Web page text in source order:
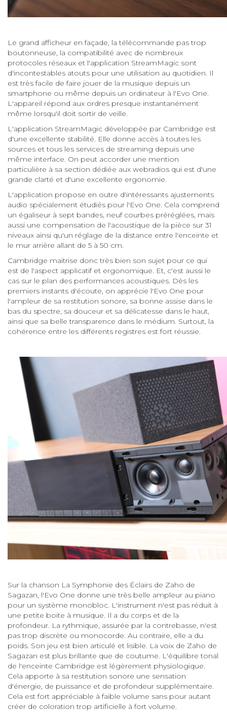
Le grand afficheur en façade, la télécommande pas trop
boutonneuse, la compatibilité avec de nombreux
protocoles réseaux et l'application StreamMagic sont
d'incontestables atouts pour une utilisation au quotidien. Il
est très facile de faire jouer de la musique depuis un
smartphone ou même depuis un ordinateur à l'Evo One.
L'appareil répond aux ordres presque instantanément
même lorsqu'il doit sortir de veille.
L'application StreamMagic développée par Cambridge est
d'une excellente stabilité. Elle donne accès à toutes les
sources et tous les services de streaming depuis une
même interface. On peut accorder une mention
particulière à sa section dédiée aux webradios qui est d'une
grande clarté et d'une excellente ergonomie.
L'application propose en outre d'intéressants ajustements
audio spécialement étudiés pour l'Evo One. Cela comprend
un égaliseur à sept bandes, neuf courbes préréglées, mais
aussi une compensation de l'acoustique de la pièce sur 31
niveaux ainsi qu'un réglage de la distance entre l'enceinte et
le mur arrière allant de 5 à 50 cm.
Cambridge maitrise donc très bien son sujet pour ce qui
est de l'aspect applicatif et ergonomique. Et, c'est aussi le
cas sur le plan des performances acoustiques. Dès les
premiers instants d'écoute, on apprécie l'Evo One pour
l'ampleur de sa restitution sonore, sa bonne assise dans le
bas du spectre, sa douceur et sa délicatesse dans le haut,
ainsi que sa belle transparence dans le médium. Surtout, la
cohérence entre les différents registres est fort réussie.
Sur la chanson La Symphonie des Éclairs de Zaho de
Sagazan, l'Evo One donne une très belle ampleur au piano
pour un système monobloc. L'instrument n'est pas réduit à
une petite boite à musique. Il a du corps et de la
profondeur. La rythmique, assurée par la contrebasse, n'est
pas trop discrète ou monocorde. Au contraire, elle a du
poids. Son jeu est bien articulé et lisible. La voix de Zaho de
Sagazan est plus brillante que de coutume. L'équilibre tonal
de l'enceinte Cambridge est légèrement physiologique.
Cela apporte à sa restitution sonore une sensation
d'énergie, de puissance et de profondeur supplémentaire.
Cela est fort appréciable à faible volume sans pour autant
créer de coloration trop artificielle à fort volume.